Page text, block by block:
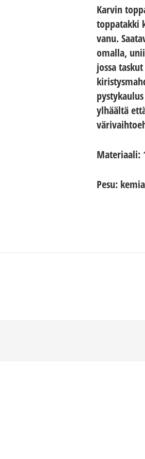
Karvin
toppatakki
vanu.
omalla,
jossa
ylhäältä
Materiaali:
Pesu: